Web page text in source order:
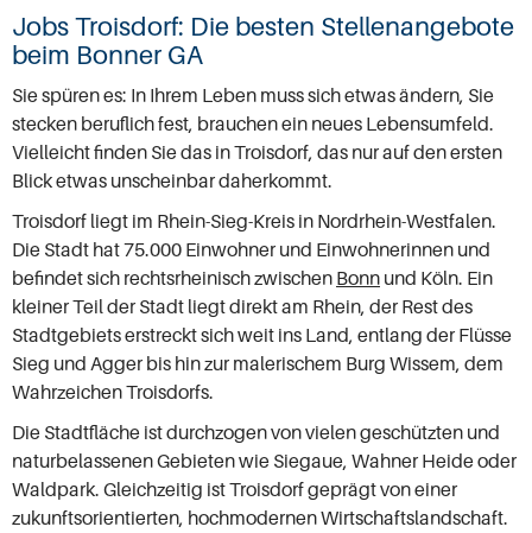
Jobs Troisdorf: Die besten Stellenangebote
beim Bonner GA
Sie spüren es: In Ihrem Leben muss sich etwas ändern, Sie
stecken beruflich fest, brauchen ein neues Lebensumfeld.
Vielleicht finden Sie das in Troisdorf, das nur auf den ersten
Blick etwas unscheinbar daherkommt.
Troisdorf liegt im Rhein-Sieg-Kreis in Nordrhein-Westfalen.
Die Stadt hat 75.000 Einwohner und Einwohnerinnen und
befindet sich rechtsrheinisch zwischen Bonn und Köln. Ein
kleiner Teil der Stadt liegt direkt am Rhein, der Rest des
Stadtgebiets erstreckt sich weit ins Land, entlang der Flüsse
Sieg und Agger bis hin zur malerischem Burg Wissem, dem
Wahrzeichen Troisdorfs.
Die Stadtfläche ist durchzogen von vielen geschützten und
naturbelassenen Gebieten wie Siegaue, Wahner Heide oder
Waldpark. Gleichzeitig ist Troisdorf geprägt von einer
zukunftsorientierten, hochmodernen Wirtschaftslandschaft.